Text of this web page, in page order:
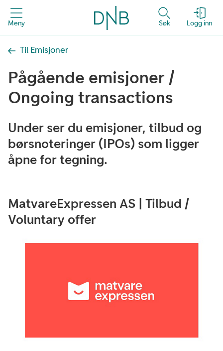
Meny Søk Logg inn
Til Emisjoner
Pågående emisjoner /
Ongoing transactions
Under ser du emisjoner, tilbud og
børsnoteringer (IPOs) som ligger
åpne for tegning.
MatvareExpressen AS | Tilbud /
Voluntary offer